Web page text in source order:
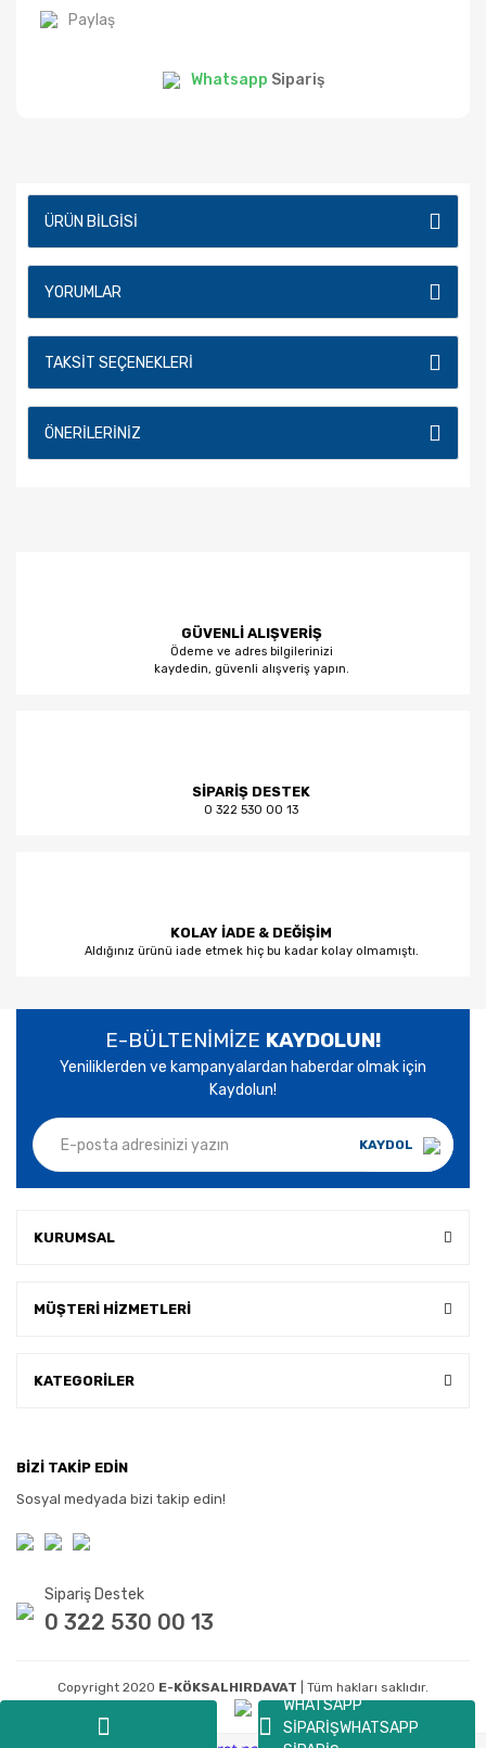
WHATSAPP
SİPARİŞWHATSAPP
Paylaş
Whatsapp Sipariş
ÜRÜN BILGISI
YORUMLAR
TAKSIT SEÇENEKLERI
ÖNERILERINIZ
GÜVENLİ ALIŞVERİŞ
Ödeme ve adres bilgilerinizi
kaydedin, güvenli alışveriş yapın.
SİPARİŞ DESTEK
0 322 530 00 13
KOLAY İADE & DEĞİŞİM
Aldığınız ürünü iade etmek hiç bu kadar kolay olmamıştı.
E-BÜLTENİMİZE KAYDOLUN!
Yeniliklerden ve kampanyalardan haberdar olmak için
Kaydolun!
KAYDOL
KURUMSAL
MÜŞTERİ HİZMETLERİ
KATEGORİLER
BİZİ TAKİP EDİN
Sosyal medyada bizi takip edin!
Sipariş Destek
0 322 530 00 13
Copyright 2020 E-KÖKSALHIRDAVAT | Tüm hakları saklıdır.